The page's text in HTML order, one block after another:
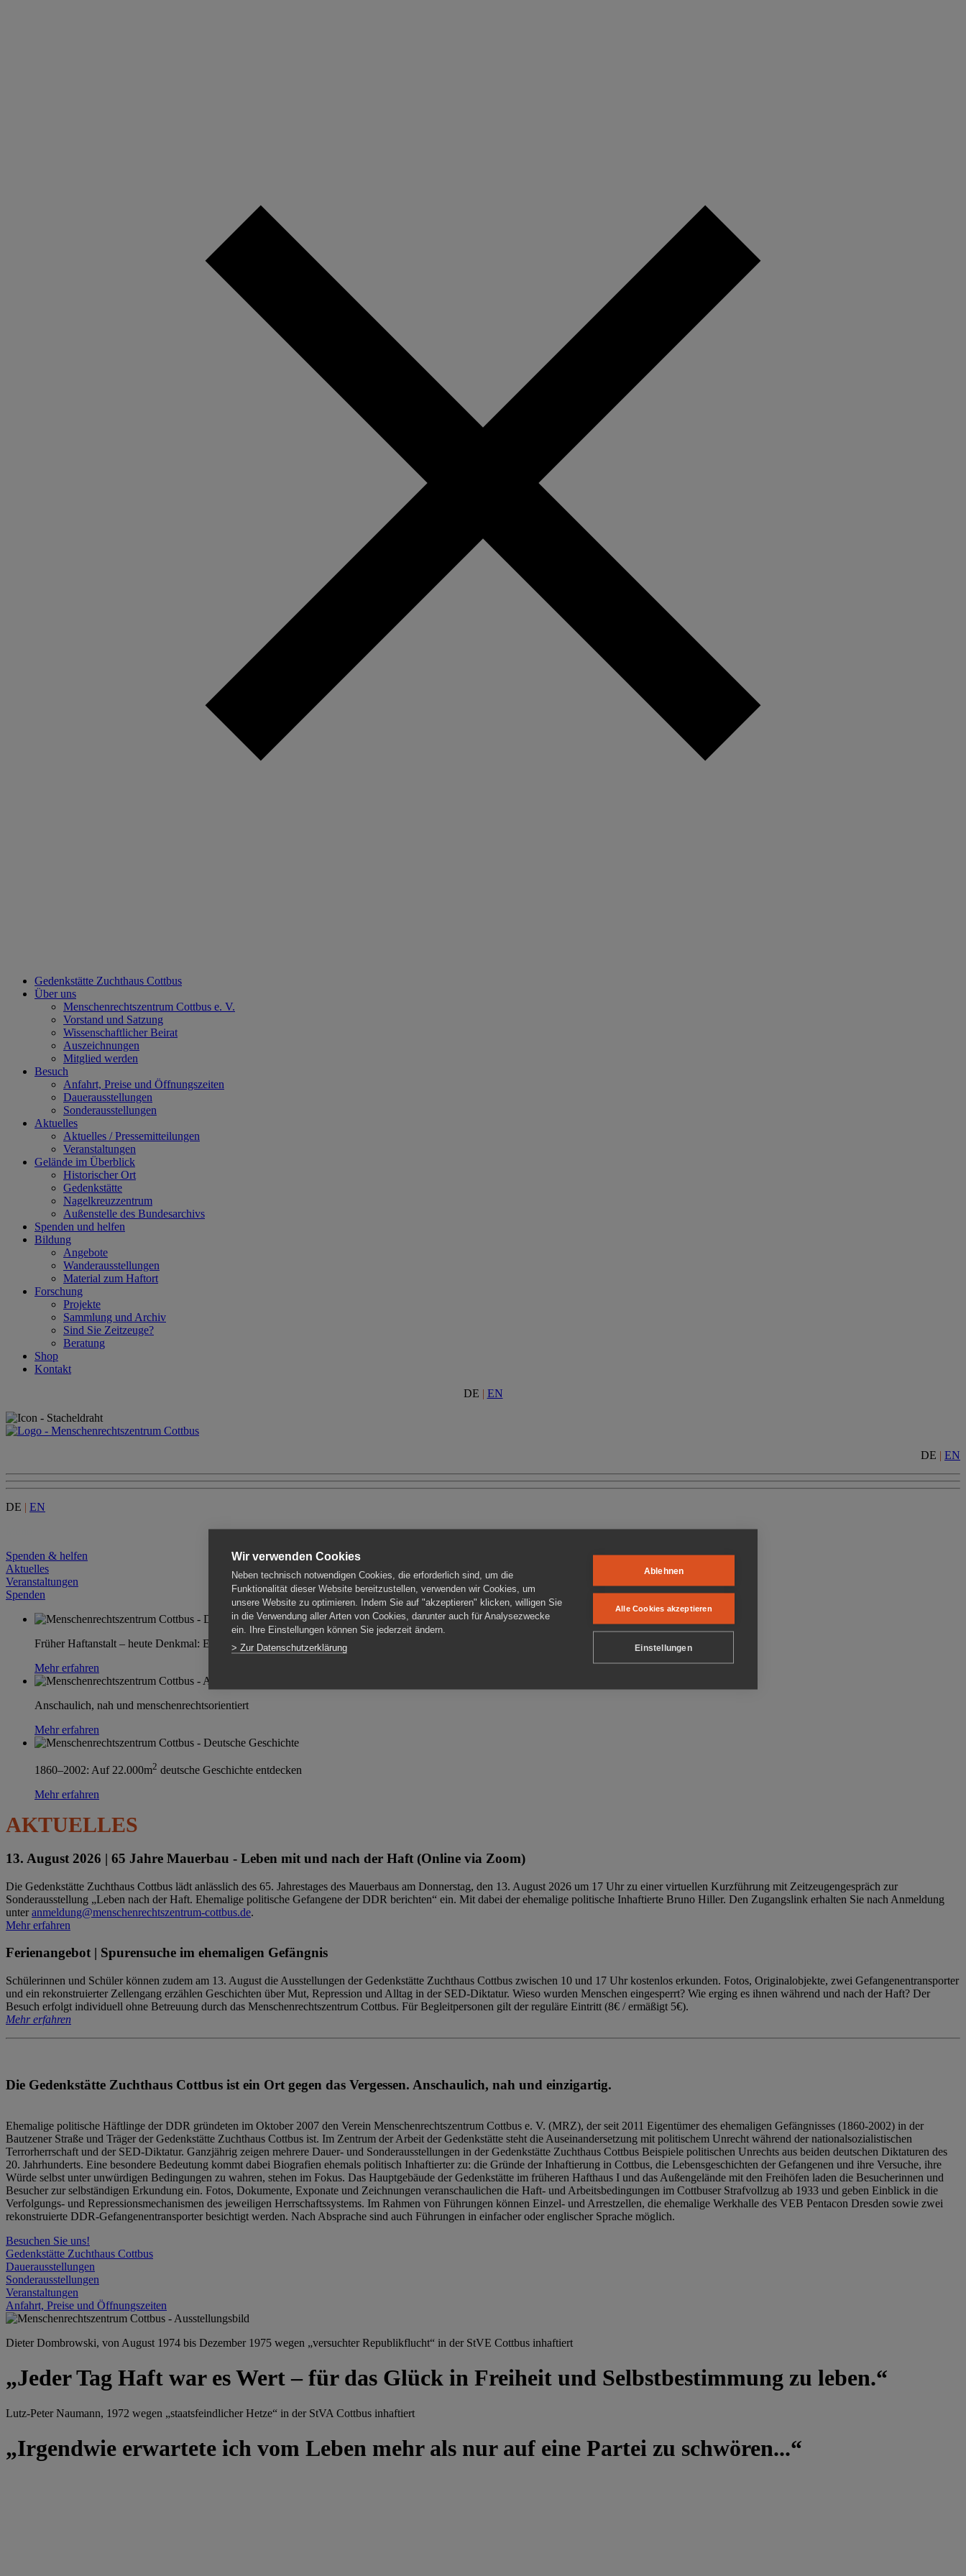
Gedenkstätte Zuchthaus Cottbus
Über uns
Menschenrechtszentrum Cottbus e. V.
Vorstand und Satzung
Wissenschaftlicher Beirat
Auszeichnungen
Mitglied werden
Besuch
Anfahrt, Preise und Öffnungszeiten
Dauerausstellungen
Sonderausstellungen
Aktuelles
Aktuelles / Pressemitteilungen
Veranstaltungen
Gelände im Überblick
Historischer Ort
Gedenkstätte
Nagelkreuzzentrum
Außenstelle des Bundesarchivs
Spenden und helfen
Bildung
Angebote
Wanderausstellungen
Material zum Haftort
Forschung
Projekte
Sammlung und Archiv
Sind Sie Zeitzeuge?
Beratung
Shop
Kontakt
DE | EN
DE | EN
DE | EN
Spenden & helfen
Aktuelles
Veranstaltungen
Spenden
Früher Haftanstalt – heute Denkmal: Einen Ort im Wandel erleben
Mehr erfahren
Anschaulich, nah und menschenrechtsorientiert
Mehr erfahren
1860–2002: Auf 22.000m2 deutsche Geschichte entdecken
Mehr erfahren
AKTUELLES
13. August 2026 | 65 Jahre Mauerbau - Leben mit und nach der Haft (Online via Zoom)
Die Gedenkstätte Zuchthaus Cottbus lädt anlässlich des 65. Jahrestages des Mauerbaus am Donnerstag, den 13. August 2026 um 17 Uhr zu einer virtuellen Kurzführung mit Zeitzeugengespräch zur
Sonderausstellung „Leben nach der Haft. Ehemalige politische Gefangene der DDR berichten“ ein. Mit dabei der ehemalige politische Inhaftierte Bruno Hiller. Den Zugangslink erhalten Sie nach Anmeldung
unteranmeldung@menschenrechtszentrum-cottbus.de.
Mehr erfahren
Ferienangebot | Spurensuche im ehemaligen Gefängnis
Schülerinnen und Schüler können zudem am 13. August die Ausstellungen der Gedenkstätte Zuchthaus Cottbus zwischen 10 und 17 Uhr kostenlos erkunden. Fotos, Originalobjekte, zwei Gefangenentransporter
und ein rekonstruierter Zellengang erzählen Geschichten über Mut, Repression und Alltag in der SED-Diktatur. Wieso wurden Menschen eingesperrt? Wie erging es ihnen während und nach der Haft? Der
Besuch erfolgt individuell ohne Betreuung durch das Menschenrechtszentrum Cottbus. Für Begleitpersonen gilt der reguläre Eintritt (8€ / ermäßigt 5€).
Mehr erfahren
Die Gedenkstätte Zuchthaus Cottbus ist ein Ort gegen das Vergessen. Anschaulich, nah und einzigartig.
Ehemalige politische Häftlinge der DDR gründeten im Oktober 2007 den Verein Menschenrechtszentrum Cottbus e. V. (MRZ), der seit 2011 Eigentümer des ehemaligen Gefängnisses (1860-2002) in der
Bautzener Straße und Träger der Gedenkstätte Zuchthaus Cottbus ist. Im Zentrum der Arbeit der Gedenkstätte steht die Auseinandersetzung mit politischem Unrecht während der nationalsozialistischen
Terrorherrschaft und der SED-Diktatur. Ganzjährig zeigen mehrere Dauer- und Sonderausstellungen in der Gedenkstätte Zuchthaus Cottbus Beispiele politischen Unrechts aus beiden deutschen Diktaturen des
20. Jahrhunderts. Eine besondere Bedeutung kommt dabei Biografien ehemals politisch Inhaftierter zu: die Gründe der Inhaftierung in Cottbus, die Lebensgeschichten der Gefangenen und ihre Versuche, ihre
Würde selbst unter unwürdigen Bedingungen zu wahren, stehen im Fokus. Das Hauptgebäude der Gedenkstätte im früheren Hafthaus I und das Außengelände mit den Freihöfen laden die Besucherinnen und
Besucher zur selbständigen Erkundung ein. Fotos, Dokumente, Exponate und Zeichnungen veranschaulichen die Haft- und Arbeitsbedingungen im Cottbuser Strafvollzug ab 1933 und geben Einblick in die
Verfolgungs- und Repressionsmechanismen des jeweiligen Herrschaftssystems. Im Rahmen von Führungen können Einzel- und Arrestzellen, die ehemalige Werkhalle des VEB Pentacon Dresden sowie zwei
rekonstruierte DDR-Gefangenentransporter besichtigt werden. Nach Absprache sind auch Führungen in einfacher oder englischer Sprache möglich.
Besuchen Sie uns!
Gedenkstätte Zuchthaus Cottbus
Dauerausstellungen
Sonderausstellungen
Veranstaltungen
Anfahrt, Preise und Öffnungszeiten
Dieter Dombrowski, von August 1974 bis Dezember 1975 wegen „versuchter Republikflucht“ in der StVE Cottbus inhaftiert
„Jeder Tag Haft war es Wert – für das Glück in Freiheit und Selbstbestimmung zu leben.“
Lutz-Peter Naumann, 1972 wegen „staatsfeindlicher Hetze“ in der StVA Cottbus inhaftiert
„Irgendwie erwartete ich vom Leben mehr als nur auf eine Partei zu schwören...“
Wir verwenden Cookies
Neben technisch notwendigen Cookies, die erforderlich sind, um die
Funktionalität dieser Website bereitzustellen, verwenden wir Cookies, um
unsere Website zu optimieren. Indem Sie auf "akzeptieren" klicken, willigen Sie
in die Verwendung aller Arten von Cookies, darunter auch für Analysezwecke
ein. Ihre Einstellungen können Sie jederzeit ändern.
> Zur Datenschutzerklärung
Ablehnen
Alle Cookies akzeptieren
Einstellungen